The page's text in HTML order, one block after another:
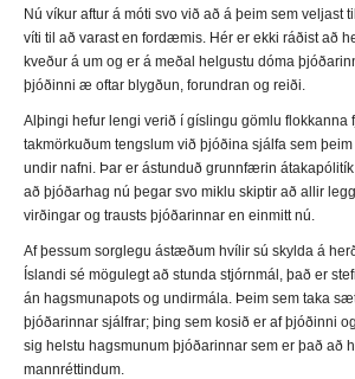
Nú víkur aftur á móti svo við að á þeim sem
víti til að varast en fordæmis. Hér er ekki ráðist að
kveður á um og er á meðal helgustu dóma
þjóðinni æ oftar blygðun, forundran og reiði.
Alþingi hefur lengi verið í gíslingu gömlu
takmörkuðum tengslum við þjóðina sjálfa sem
undir nafni. Þar er ástunduð grunnfærin
að þjóðarhag nú þegar svo miklu skiptir að allir
virðingar og trausts þjóðarinnar en einmitt nú.
Af þessum sorglegu ástæðum hvílir sú skylda á
Íslandi sé mögulegt að stunda stjórnmál, það er
án hagsmunapots og undirmála. Þeim sem taka
þjóðarinnar sjálfrar; þing sem kosið er af þjóðinni
sig helstu hagsmunum þjóðarinnar sem er það að
mannréttindum.